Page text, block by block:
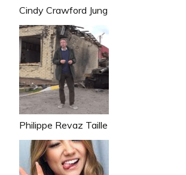
Cindy Crawford Jung
Philippe Revaz Taille